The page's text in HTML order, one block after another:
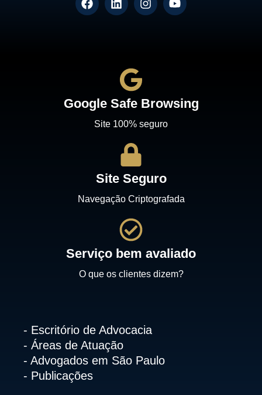
Google Safe Browsing
Site 100% seguro
Site Seguro
Navegação Criptografada
Serviço bem avaliado
O que os clientes dizem?
- Escritório de Advocacia
- Áreas de Atuação
- Advogados em São Paulo
- Publicações